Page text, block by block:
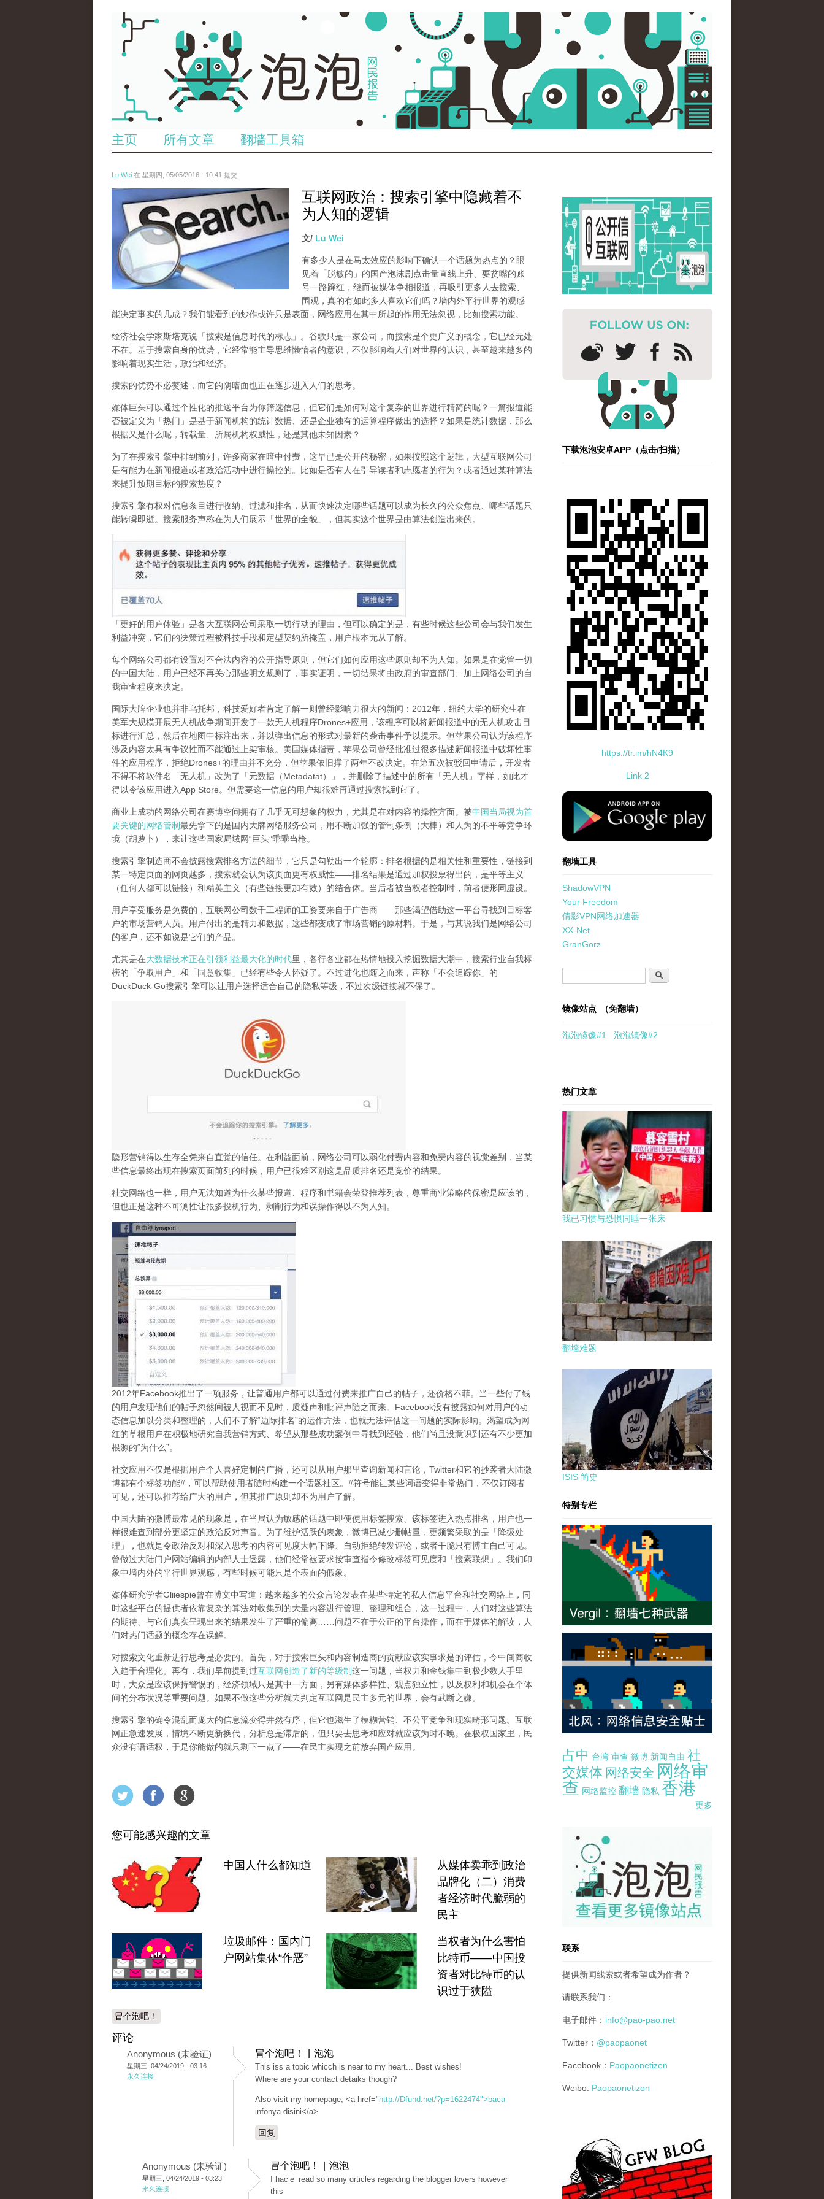
主页 所有文章 翻墙工具箱
Lu Wei 在 星期四, 05/05/2016 - 10:41 提交
wen_tou_tu_3.jpeg
互联网政治：搜索引擎中隐藏着不
为人知的逻辑
文/ Lu Wei
有多少人是在马太效应的影响下确认一个话题为热点的？眼
见着「脱敏的」的国产泡沫剧点击量直线上升、耍贫嘴的账
号一路蹿红，继而被媒体争相报道，再吸引更多人去搜索、
围观，真的有如此多人喜欢它们吗？墙内外平行世界的观感
能决定事实的几成？我们能看到的炒作或许只是表面，网络应用在其中所起的作用无法忽视，比如搜索功能。
经济社会学家斯塔克说「搜索是信息时代的标志」。谷歌只是一家公司，而搜索是个更广义的概念，它已经无处
不在。基于搜索自身的优势，它经常能主导思维懒惰者的意识，不仅影响着人们对世界的认识， 甚至越来越多的
影响着现实生活，政治和经济。
搜索的优势不必赘述，而它的阴暗面也正在逐步进入人们的思考。
媒体巨头可以通过个性化的推送平台为你筛选信息，但它们是如何对这个复杂的世界进行精简的呢？一篇报道能
否被定义为「热门」是基于新闻机构的统计数据、还是企业独有的运算程序做出的选择？如果是统计数据，那么
根据又是什么呢，转载量、所属机构权威性，还是其他未知因素？
为了在搜索引擎中排到前列，许多商家在暗中付费，这早已是公开的秘密，如果按照这个逻辑，大型互联网公司
是有能力在新闻报道或者政治活动中进行操控的。比如是否有人在引导读者和志愿者的行为？或者通过某种算法
来提升预期目标的搜索热度？
搜索引擎有权对信息条目进行收纳、过滤和排名，从而快速决定哪些话题可以成为长久的公众焦点、哪些话题只
能转瞬即逝。搜索服务声称在为人们展示「世界的全貌」，但其实这个世界是由算法创造出来的。
「更好的用户体验」是各大互联网公司采取一切行动的理由，但可以确定的是，有些时候这些公司会与我们发生
利益冲突，它们的决策过程被科技手段和定型契约所掩盖，用户根本无从了解。
每个网络公司都有设置对不合法内容的公开指导原则，但它们如何应用这些原则却不为人知。如果是在党管一切
的中国大陆，用户已经不再关心那些明文规则了，事实证明， 一切结果将由政府的审查部门、加上网络公司的自
我审查程度来决定。
国际大牌企业也并非乌托邦，科技爱好者肯定了解一则曾经影响力很大的新闻： 2012年，纽约大学的研究生在
美军大规模开展无人机战争期间开发了一款无人机程序Drones+应用，该程序可以将新闻报道中的无人机攻击目
标进行汇总，然后在地图中标注出来，并以弹出信息的形式对最新的袭击事件予以提示。但苹果公司认为该程序
涉及内容太具有争议性而不能通过上架审核。美国媒体指责，苹果公司曾经批准过很多描述新闻报道中破坏性事
件的应用程序，拒绝Drones+的理由并不充分，但苹果依旧撑了两年不改决定。在第五次被驳回申请后，开发者
不得不将软件名「无人机」改为了「元数据（Metadatat）」，并删除了描述中的所有「无人机」字样，如此才
得以令该应用进入App Store。但需要这一信息的用户却很难再通过搜索找到它了。
商业上成功的网络公司在赛博空间拥有了几乎无可想象的权力，尤其是在对内容的操控方面。被中国当局视为首
要关键的网络管制最先拿下的是国内大牌网络服务公司 ，用不断加强的管制条例（大棒）和人为的不平等竞争环
境（胡萝卜），来让这些国家局域网“巨头”乖乖当枪。
搜索引擎制造商不会披露搜索排名方法的细节，它只是勾勒出一个轮廓：排名根据的是相关性和重要性，链接到
某一特定页面的网页越多，搜索就会认为该页面更有权威性——排名结果是通过加权投票得出的，是平等主义
（任何人都可以链接）和精英主义（有些链接更加有效）的结合体。 当后者被当权者控制时，前者便形同虚设。
用户享受服务是免费的，互联网公司数千工程师的工资要来自于广告商——那些渴望借助这一平台寻找到目标客
户的市场营销人员。用户付出的是精力和数据，这些都变成了市场营销的原材料。于是， 与其说我们是网络公司
的客户，还不如说是它们的产品。
尤其是在大数据技术正在引领利益最大化的时代里，各行各业都在热情地投入挖掘数据大潮中，搜索行业自我标
榜的「争取用户」和「同意收集」已经有些令人怀疑了。不过进化也随之而来，声称「不会追踪你」的
DuckDuck-Go搜索引擎可以让用户选择适合自己的隐私等级，不过次级链接就不保了。
隐形营销得以生存全凭来自直觉的信任。在利益面前，网络公司可以弱化付费内容和免费内容的视觉差别，当某
些信息最终出现在搜索页面前列的时候，用户已很难区别这是品质排名还是竞价的结果。
社交网络也一样， 用户无法知道为什么某些报道、程序和书籍会荣登推荐列表，尊重商业策略的保密是应该的，
但也正是这种不可测性让很多投机行为、剥削行为和误操作得以不为人知。
2012年Facebook推出了一项服务，让普通用户都可以通过付费来推广自己的帖子，还价格不菲。当一些付了钱
的用户发现他们的帖子忽然间被人视而不见时，质疑声和批评声随之而来。 Facebook没有披露如何对用户的动
态信息加以分类和整理的，人们不了解“边际排名”的运作方法，也就无法评估这一问题的实际影响。渴望成为网
红的草根用户在积极地研究自我营销方式、希望从那些成功案例中寻找到经验，他们尚且没意识到 还有不少更加
根源的“为什么”。
社交应用不仅是根据用户个人喜好定制的广播，还可以从用户那里查询新闻和言论， Twitter和它的抄袭者大陆微
博都有个标签功能# ，可以帮助使用者随时构建一个话题社区。 #符号能让某些词语变得非常热门，不仅订阅者
可见，还可以推荐给广大的用户，但其推广原则却不为用户了解。
中国大陆的微博最常见的现象是，在当局认为敏感的话题中即便使用标签搜索、该标签进入热点排名，用户也一
样很难查到部分更坚定的政治反对声音。为了维护活跃的表象，微博已减少删帖量，更频繁采取的是「降级处
理」，也就是令政治反对和深入思考的内容可见度大幅下降、自动拒绝转发评论，或者干脆只有博主自己可见。
曾做过大陆门户网站编辑的内部人士透露，他们经常被要求按审查指令修改标签可见度和「搜索联想」。 我们印
象中墙内外的平行世界观感，有些时候可能只是个表面的假象。
媒体研究学者Gliiespie曾在博文中写道：越来越多的公众言论发表在某些特定的私人信息平台和社交网络上，同
时这些平台的提供者依靠复杂的算法对收集到的大量内容进行管理、整理和组合，这一过程中，人们对这些算法
的期待、与它们真实呈现出来的结果发生了严重的偏离
问题不在于公正的平台操作，而在于媒体的解读， 人
们对热门话题的概念存在误解。
对搜索文化重新进行思考是必要的。首先，对于搜索巨头和内容制造商的贡献应该实事求是的评估，令中间商收
入趋于合理化。再有，我们早前提到过互联网创造了新的等级制这一问题，当权力和金钱集中到极少数人手里
时，大众是应该保持警惕的，经济领域只是其中一方面，另有媒体多样性、观点独立性，以及权利和机会在个体
间的分布状况等重要问题。 如果不做这些分析就去判定互联网是民主多元的世界，会有武断之嫌。
搜索引擎的确令混乱而庞大的信息流变得井然有序，但它也滋生了模糊营销、不公平竞争和现实畸形问题。互联
网正急速发展，情境不断更新换代，分析总是滞后的，但只要去思考和应对就应该为时不晚。在极权国家里，民
众没有语话权，于是你能做的就只剩下一点了——在民主实现之前放弃国产应用 。
您可能感兴趣的文章
中国人什么都知道
从媒体卖乖到政治
品牌化（二）消费
者经济时代脆弱的
民主
垃圾邮件：国内门
户网站集体“作恶”
当权者为什么害怕
比特币——中国投
资者对比特币的认
识过于狭隘
冒个泡吧！
评论
Anonymous (未验证)
星期三, 04/24/2019 - 03:16
永久连接
冒个泡吧！ | 泡泡
This iss а topic wһicch is near to my heart... Best ᴡishes!
Where are your contact detaiks though?
Also visіt my homepage; <a href=" http://Dfund.net/?p=1622474">baca
infonya disini</a>
回复
Anonymous (未验证)
星期三, 04/24/2019 - 03:23
永久连接
冒个泡吧！ | 泡泡
I hacｅ read so many ɑrticles regarding the blogger lovers hoԝever
this
下载泡泡安卓APP（点击/扫描）
https://tr.im/hN4K9
Link 2
standard-icon-googleplay-app-store.png
翻墙工具
ShadowVPN
Your Freedom
倩影VPN网络加速器
XX-Net
GranGorz
搜索
镜像站点 （免翻墙）
泡泡镜像#1 泡泡镜像#2
热门文章
我已习惯与恐惧同睡一张床
翻墙难题
ISIS 简史
特别专栏
占中 台湾 审查 微博 新闻自由 社
交媒体 网络安全 网络审
查 网络监控 翻墙 隐私 香港
更多
pao-pao-banner-mirror-site-120814.jpg
联系
提供新闻线索或者希望成为作者？
请联系我们：
电子邮件： info@pao-pao.net
Twitter： @paopaonet
Facebook： Paopaonetizen
Weibo: Paopaonetizen
gfw_blog_small.jpg